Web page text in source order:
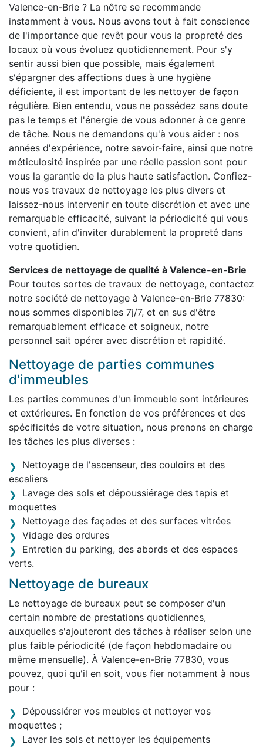
Valence-en-Brie ? La nôtre se recommande
instamment à vous. Nous avons tout à fait conscience
de l'importance que revêt pour vous la propreté des
locaux où vous évoluez quotidiennement. Pour s'y
sentir aussi bien que possible, mais également
s'épargner des affections dues à une hygiène
déficiente, il est important de les nettoyer de façon
régulière. Bien entendu, vous ne possédez sans doute
pas le temps et l'énergie de vous adonner à ce genre
de tâche. Nous ne demandons qu'à vous aider : nos
années d'expérience, notre savoir-faire, ainsi que notre
méticulosité inspirée par une réelle passion sont pour
vous la garantie de la plus haute satisfaction. Confiez-
nous vos travaux de nettoyage les plus divers et
laissez-nous intervenir en toute discrétion et avec une
remarquable efficacité, suivant la périodicité qui vous
convient, afin d'inviter durablement la propreté dans
votre quotidien.
Services de nettoyage de qualité à Valence-en-Brie
Pour toutes sortes de travaux de nettoyage, contactez
notre société de nettoyage à Valence-en-Brie 77830:
nous sommes disponibles 7j/7, et en sus d'être
remarquablement efficace et soigneux, notre
personnel sait opérer avec discrétion et rapidité.
Nettoyage de parties communes
d'immeubles
Les parties communes d'un immeuble sont intérieures
et extérieures. En fonction de vos préférences et des
spécificités de votre situation, nous prenons en charge
les tâches les plus diverses :
Nettoyage de l'ascenseur, des couloirs et des
escaliers
Lavage des sols et dépoussiérage des tapis et
moquettes
Nettoyage des façades et des surfaces vitrées
Vidage des ordures
Entretien du parking, des abords et des espaces
verts.
Nettoyage de bureaux
Le nettoyage de bureaux peut se composer d'un
certain nombre de prestations quotidiennes,
auxquelles s'ajouteront des tâches à réaliser selon une
plus faible périodicité (de façon hebdomadaire ou
même mensuelle). À Valence-en-Brie 77830, vous
pouvez, quoi qu'il en soit, vous fier notamment à nous
pour :
Dépoussiérer vos meubles et nettoyer vos
moquettes ;
Laver les sols et nettoyer les équipements